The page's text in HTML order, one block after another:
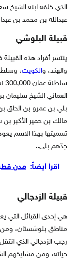
الذي خلفه ابنه الشيخ
عبدالله بن محمد بن
قبيلة البلوشي
ينتشر أفراد هذه
والهند، والكويت،
العماني الشيخ
بلي بن عمرو بن الحاق
مالك بن حمير الأكبر
تسميتها بهذا الاسم
جدّهم بلى..
اقرأ أيضاً: مدن
قبيلة الزدجالي
هي إحدى القبائل التي
مناطق بلوشستان، ومن
رجب الزدجالي الذي
حياته، ومن مشايخهم